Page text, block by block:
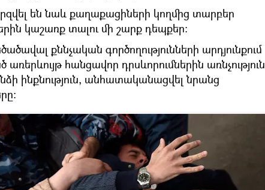
են նաև քաղաքացիների կողմից տարբեր
կաշառք տալու մի շարք դեպքեր։
քննչական գործողությունների արդյունքում
առերևույթ հանցավոր դրսևորումներին առնչություն
ինքնություն, անհատականացվել նրանց